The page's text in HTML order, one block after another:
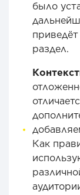
было
раздел.
Как